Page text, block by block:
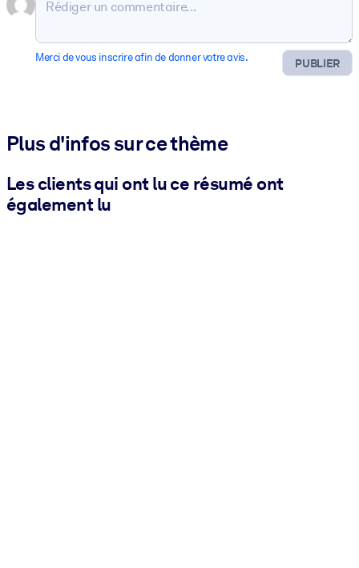
PUBLIER
Merci de vous inscrire afin de donner votre avis.
Plus d'infos sur ce thème
Les clients qui ont lu ce résumé ont
également lu